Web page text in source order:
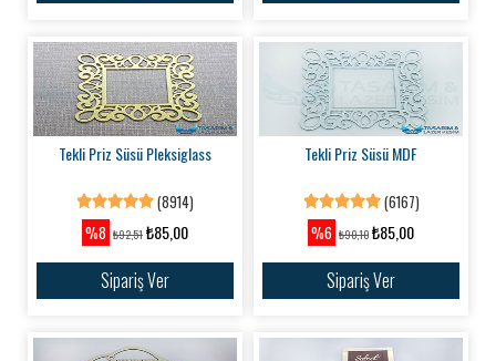
Tekli Priz Süsü Pleksiglass
(8914)
%8 ₺92,51 ₺85,00
Sipariş Ver
Tekli Priz Süsü MDF
(6167)
%6 ₺90,10 ₺85,00
Sipariş Ver